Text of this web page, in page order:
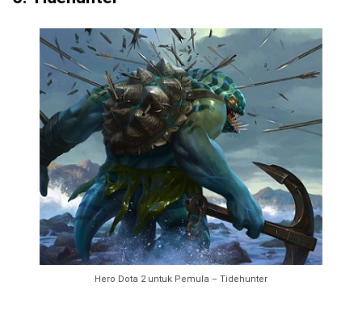
Hero Dota 2 untuk Pemula – Tidehunter